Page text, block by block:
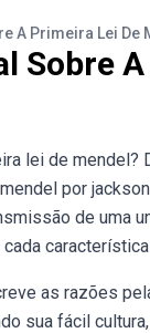
A Primeira Lei De
Sobre
lei de mendel?
por
de uma
as razões
sua fácil